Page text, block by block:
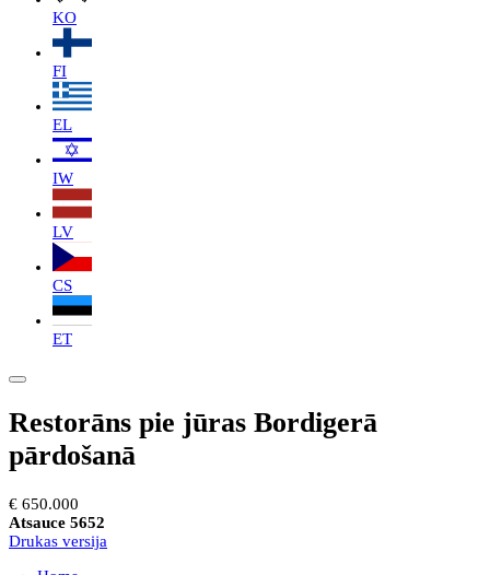
KO
FI
EL
IW
LV
CS
ET
Restorāns pie jūras Bordigerā
pārdošanā
€ 650.000
Atsauce 5652
Drukas versija